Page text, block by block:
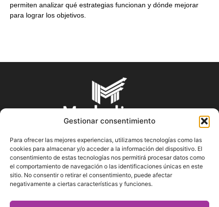
Gestionar consentimiento
Para ofrecer las mejores experiencias, utilizamos tecnologías como las
cookies para almacenar y/o acceder a la información del dispositivo. El
consentimiento de estas tecnologías nos permitirá procesar datos como
el comportamiento de navegación o las identificaciones únicas en este
sitio. No consentir o retirar el consentimiento, puede afectar
negativamente a ciertas características y funciones.
permiten analizar qué estrategias funcionan y dónde mejorar
para lograr los objetivos.
SOBRE NOSOTROS
En Marketin.es encontrarás la más actualizada y veraz
información sobre el mundo del marketing; consejos